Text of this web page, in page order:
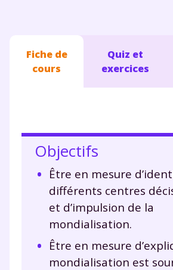
Fiche de
cours
Quiz et
exercices
Objectifs
Être en mesure
différents centres
et d’impulsion de la
mondialisation.
Être en mesure
mondialisation est